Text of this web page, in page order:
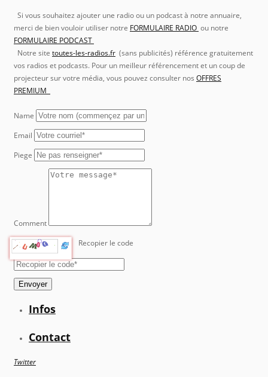
Si vous souhaitez ajouter une radio ou un podcast à notre annuaire,
merci de bien vouloir utiliser notre FORMULAIRE RADIO ou notre
FORMULAIRE PODCAST
Notre site toutes-les-radios.fr (sans publicités) référence gratuitement
vos radios et podcasts. Pour un meilleur référencement et un coup de
projecteur sur votre média, vous pouvez consulter nos OFFRES
PREMIUM
Name
Email
Piege
Comment
Recopier le code
Envoyer
Infos
Contact
Twitter